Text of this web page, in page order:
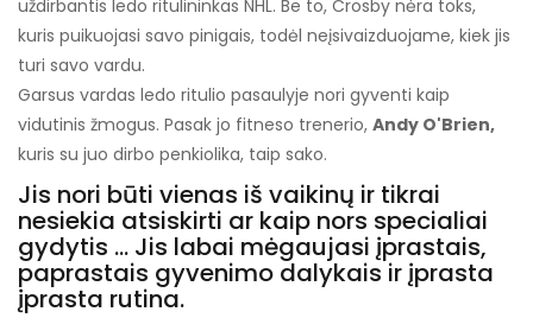
uždirbantis ledo ritulininkas NHL. Be to, Crosby nėra toks,
kuris puikuojasi savo pinigais, todėl neįsivaizduojame, kiek jis
turi savo vardu.
Garsus vardas ledo ritulio pasaulyje nori gyventi kaip
vidutinis žmogus. Pasak jo fitneso trenerio, Andy O'Brien,
kuris su juo dirbo penkiolika, taip sako.
Jis nori būti vienas iš vaikinų ir tikrai
nesiekia atsiskirti ar kaip nors specialiai
gydytis ... Jis labai mėgaujasi įprastais,
paprastais gyvenimo dalykais ir įprasta
įprasta rutina.